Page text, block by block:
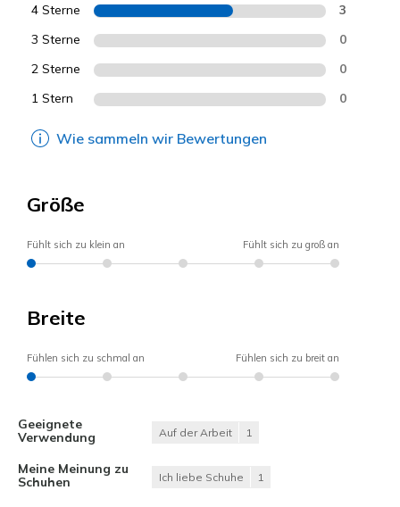
4 Sterne 3
3 Sterne 0
2 Sterne 0
1 Stern 0
Wie sammeln wir Bewertungen
Größe
Fühlt sich zu klein an Fühlt sich zu groß an
Breite
Fühlen sich zu schmal an Fühlen sich zu breit an
Geeignete
Verwendung
Auf der Arbeit 1
Meine Meinung zu
Schuhen
Ich liebe Schuhe 1